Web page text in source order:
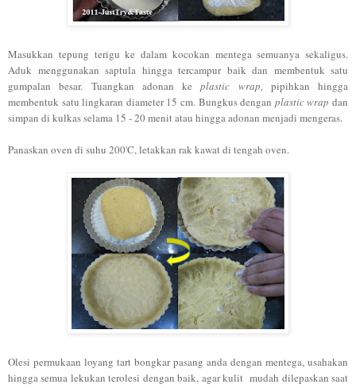
Masukkan tepung terigu ke dalam kocokan mentega semuanya sekaligus.
Aduk menggunakan saptula hingga tercampur baik dan membentuk satu
gumpalan besar. Tuangkan adonan keplastic wrap, pipihkan hingga
membentuk satu lingkaran diameter 15 cm. Bungkus dengan plastic wrap dan
simpan di kulkas selama 15 - 20 menit atau hingga adonan menjadi mengeras.
Panaskan oven di suhu 200'C, letakkan rak kawat di tengah oven.
Olesi permukaan loyang tart bongkar pasang anda dengan mentega, usahakan
hingga semua lekukan terolesi dengan baik, agar kulit mudah dilepaskan saat